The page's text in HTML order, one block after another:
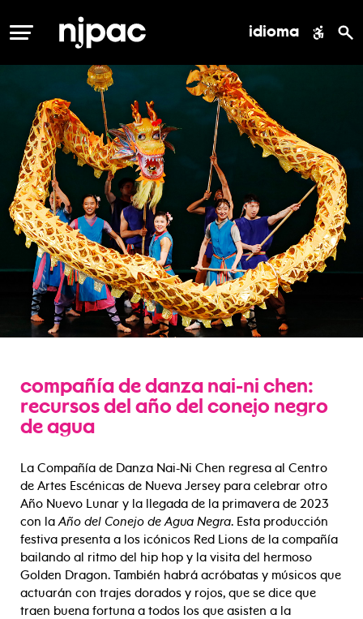
MENÚ idioma
compañía de danza nai-ni chen:
recursos del año del conejo negro
de agua
La Compañía de Danza Nai-Ni Chen regresa al Centro
de Artes Escénicas de Nueva Jersey para celebrar otro
Año Nuevo Lunar y la llegada de la primavera de 2023
con laAño del Conejo de Agua Negra. Esta producción
festiva presenta a los icónicos Red Lions de la compañía
bailando al ritmo del hip hop y la visita del hermoso
Golden Dragon. También habrá acróbatas y músicos que
actuarán con trajes dorados y rojos, que se dice que
traen buena fortuna a todos los que asisten a la